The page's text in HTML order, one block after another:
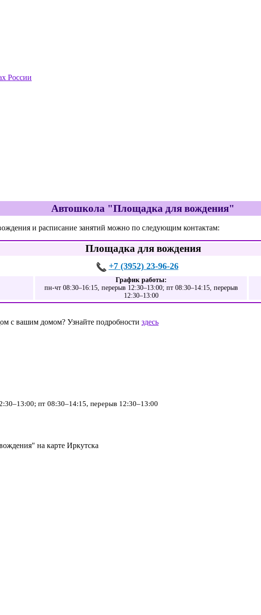
России
Автошкола "Площадка для вождения"
и расписание занятий можно по следующим контактам:
Площадка для вождения
+7 (3952) 23-96-26
График работы:
пн-чт 08:30–16:15, перерыв 12:30–13:00; пт 08:30–14:15, перерыв
12:30–13:00
с вашим домом? Узнайте подробности здесь
пт 08:30–14:15, перерыв 12:30–13:00
на карте Иркутска